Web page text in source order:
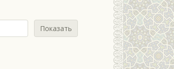
Показать